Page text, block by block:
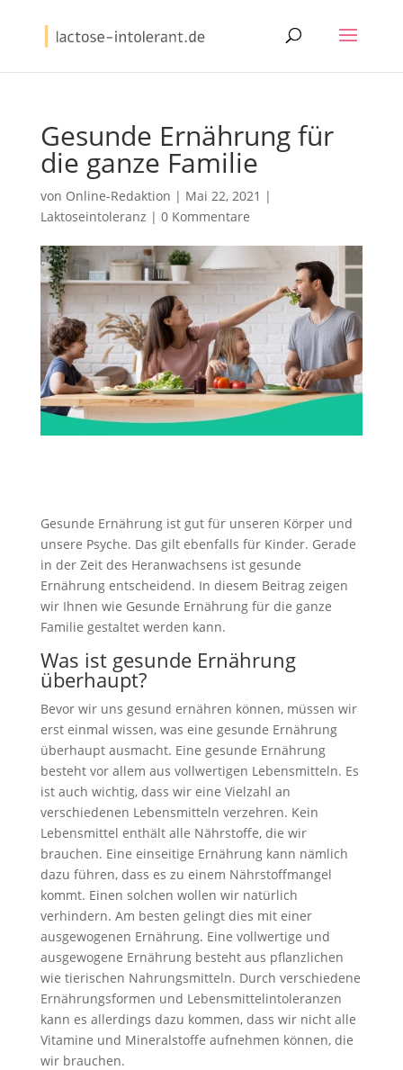
Gesunde Ernährung für
die ganze Familie
von Online-Redaktion | Mai 22, 2021 |
Laktoseintoleranz | 0 Kommentare
Gesunde Ernährung ist gut für unseren Körper und
unsere Psyche. Das gilt ebenfalls für Kinder. Gerade
in der Zeit des Heranwachsens ist gesunde
Ernährung entscheidend. In diesem Beitrag zeigen
wir Ihnen wie Gesunde Ernährung für die ganze
Familie gestaltet werden kann.
Was ist gesunde Ernährung
überhaupt?
Bevor wir uns gesund ernähren können, müssen wir
erst einmal wissen, was eine gesunde Ernährung
überhaupt ausmacht. Eine gesunde Ernährung
besteht vor allem aus vollwertigen Lebensmitteln. Es
ist auch wichtig, dass wir eine Vielzahl an
verschiedenen Lebensmitteln verzehren. Kein
Lebensmittel enthält alle Nährstoffe, die wir
brauchen. Eine einseitige Ernährung kann nämlich
dazu führen, dass es zu einem Nährstoffmangel
kommt. Einen solchen wollen wir natürlich
verhindern. Am besten gelingt dies mit einer
ausgewogenen Ernährung. Eine vollwertige und
ausgewogene Ernährung besteht aus pflanzlichen
wie tierischen Nahrungsmitteln. Durch verschiedene
Ernährungsformen und Lebensmittelintoleranzen
kann es allerdings dazu kommen, dass wir nicht alle
Vitamine und Mineralstoffe aufnehmen können, die
wir brauchen.